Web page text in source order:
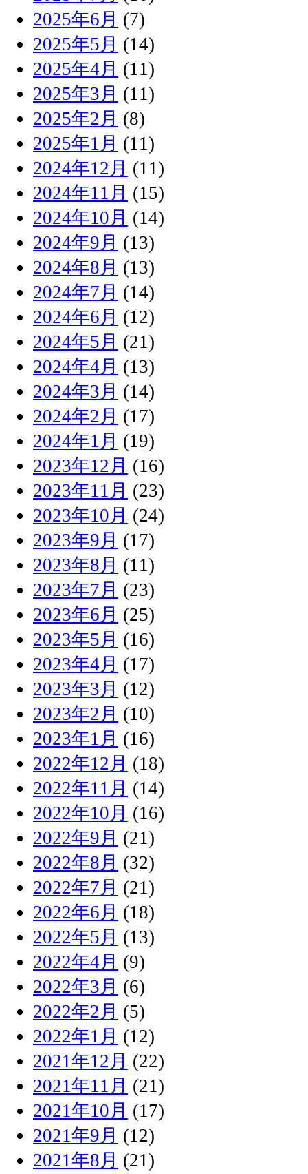
2025年6月 (7)
2025年5月 (14)
2025年4月 (11)
2025年3月 (11)
2025年2月 (8)
2025年1月 (11)
2024年12月 (11)
2024年11月 (15)
2024年10月 (14)
2024年9月 (13)
2024年8月 (13)
2024年7月 (14)
2024年6月 (12)
2024年5月 (21)
2024年4月 (13)
2024年3月 (14)
2024年2月 (17)
2024年1月 (19)
2023年12月 (16)
2023年11月 (23)
2023年10月 (24)
2023年9月 (17)
2023年8月 (11)
2023年7月 (23)
2023年6月 (25)
2023年5月 (16)
2023年4月 (17)
2023年3月 (12)
2023年2月 (10)
2023年1月 (16)
2022年12月 (18)
2022年11月 (14)
2022年10月 (16)
2022年9月 (21)
2022年8月 (32)
2022年7月 (21)
2022年6月 (18)
2022年5月 (13)
2022年4月 (9)
2022年3月 (6)
2022年2月 (5)
2022年1月 (12)
2021年12月 (22)
2021年11月 (21)
2021年10月 (17)
2021年9月 (12)
2021年8月 (21)